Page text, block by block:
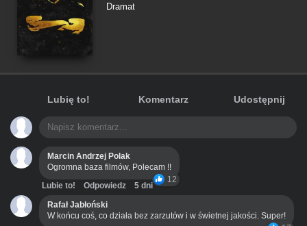
Dramat
Lubię to! Komentarz Udostępnij
Marcin Andrzej Polak
Ogromna baza filmów, Polecam !!
12
Lubie to! Odpowiedz
5 dni
Rafał Jabłoński
W końcu coś, co działa bez zarzutów i w świetnej jakości. Super!